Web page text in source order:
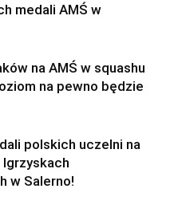
medali AMŚ w
na AMŚ w squashu
na pewno będzie
polskich uczelni na
w Salerno!